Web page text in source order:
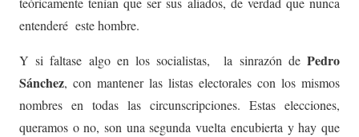
entenderé este hombre.
Y si faltase algo en los socialistas, la sinrazón de Pedro
Sánchez, con mantener las listas electorales con los mismos
nombres en todas las circunscripciones. Estas elecciones,
queramos o no, son una segunda vuelta encubierta y hay que